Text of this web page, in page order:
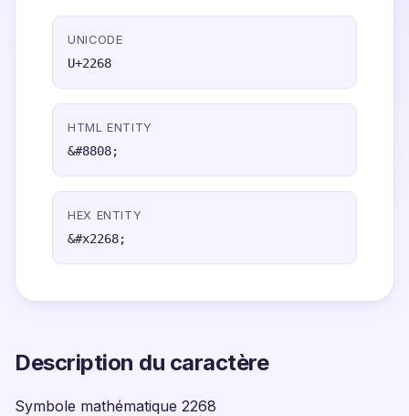
UNICODE
U+2268
HTML ENTITY
&#8808;
HEX ENTITY
&#x2268;
Description du caractère
Symbole mathématique 2268